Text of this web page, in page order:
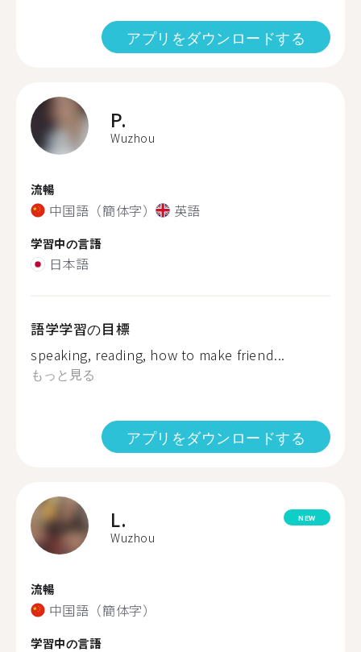
アプリをダウンロードする
P.
Wuzhou
流暢
中国語（簡体字） 英語
学習中の言語
日本語
語学学習の目標
speaking, reading, how to make friend...
もっと見る
アプリをダウンロードする
L.
Wuzhou
NEW
流暢
中国語（簡体字）
学習中の言語